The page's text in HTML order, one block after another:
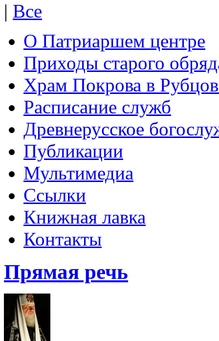
| Все
О Патриаршем центре
Приходы старого
Храм Покрова в
Расписание служб
Древнерусское
Публикации
Мультимедиа
Ссылки
Книжная лавка
Контакты
Прямая речь